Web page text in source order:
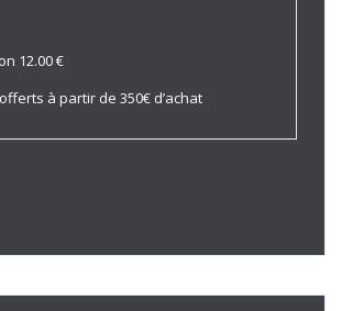
12.00 €
à partir de 350€ d’achat